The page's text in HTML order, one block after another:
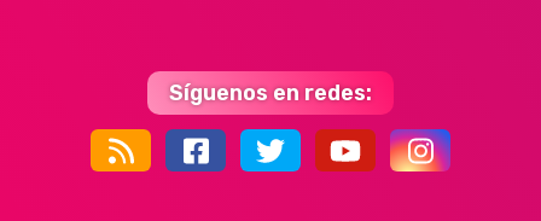
Síguenos en redes:
44k 9k 35k 352